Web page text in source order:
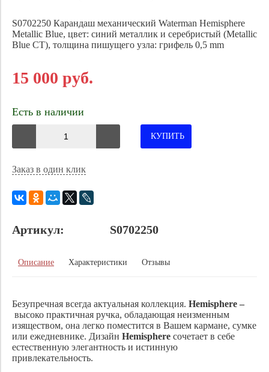
S0702250 Карандаш механический Waterman Hemisphere
Metallic Blue, цвет: синий металлик и серебристый (Metallic
Blue CT), толщина пишущего узла: грифель 0,5 mm
15 000 руб.
Есть в наличии
КУПИТЬ
Заказ в один клик
Артикул: S0702250
Описание Характеристики Отзывы
Безупречная всегда актуальная коллекция. Hemisphere –
высоко практичная ручка, обладающая неизменным
изяществом, она легко поместится в Вашем кармане, сумке
или ежедневнике. Дизайн Hemisphere сочетает в себе
естественную элегантность и истинную
привлекательность.